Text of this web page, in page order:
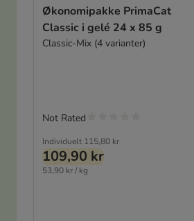
Økonomipakke PrimaCat
Classic i gelé 24 x 85 g
Classic-Mix (4 varianter)
Individuelt 115,80 kr
109,90 kr
53,90 kr / kg
Not Rated